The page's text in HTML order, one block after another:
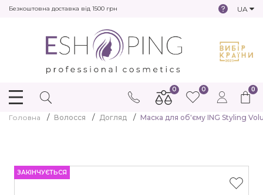
Безкоштовна доставка від 1500 грн UA
0
0 0
Головна Волосся Догляд Маска для об'єму ING Styling
ЗАКІНЧУЄТЬСЯ